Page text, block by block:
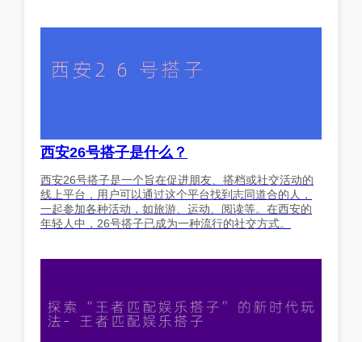
西安26号搭子是什么？
西安26号搭子是一个旨在促进朋友、搭档或社交活动的
线上平台，用户可以通过这个平台找到志同道合的人，
一起参加各种活动，如旅游、运动、阅读等。在西安的
年轻人中，26号搭子已成为一种流行的社交方式。